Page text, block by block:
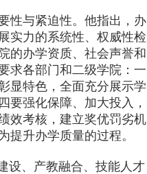
性与紧迫性。他指出，办
实力的系统性、权威性检
的办学资质、社会声誉和
求各部门和二级学院：一
显特色，全面充分展示学
要强化保障、加大投入，
效考核，建立奖优罚劣机
升办学质量的过程。
、产教融合、技能人才